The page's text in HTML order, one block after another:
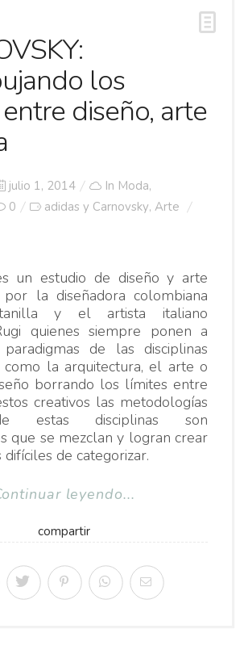
los
diseño, arte
Posted
on
julio 1, 2014 In Moda,
0 adidas y Carnovsky, Arte
un estudio de diseño y arte
por la diseñadora colombiana
y el artista italiano
quienes siempre ponen a
de las disciplinas
como la arquitectura, el arte o
borrando los límites entre
creativos las metodologías
estas disciplinas son
que se mezclan y logran crear
difíciles de categorizar.
leyendo...
compartir